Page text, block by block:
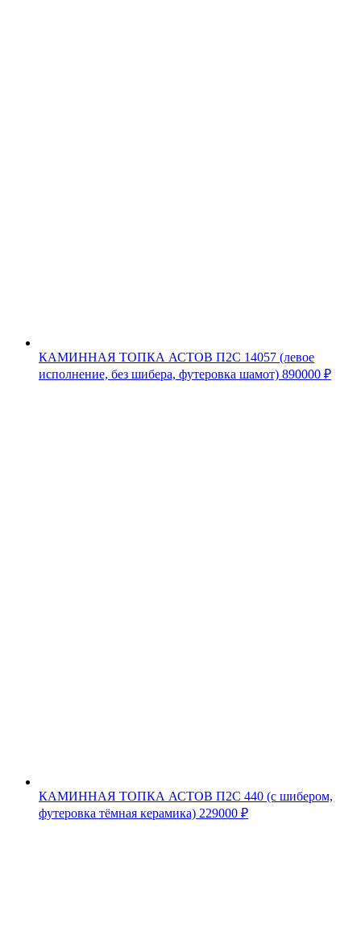
КАМИННАЯ ТОПКА АСТОВ П2С 14057 (левое
исполнение, без шибера, футеровка шамот) 890000 ₽
КАМИННАЯ ТОПКА АСТОВ П2С 440 (с шибером,
футеровка тёмная керамика) 229000 ₽